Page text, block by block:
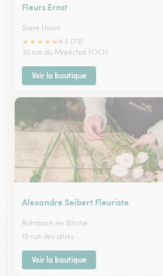
Fleurs Ernst
Sarre Union
★★★★★4.5 (73)
30 rue du Maréchal FOCH
Voir la boutique
Alexandre Seibert Fleuriste
Rohrbach les Bitche
10 rue des alliés
Voir la boutique